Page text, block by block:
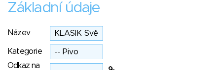
Základní údaje
Název
Kategorie
Odkaz na